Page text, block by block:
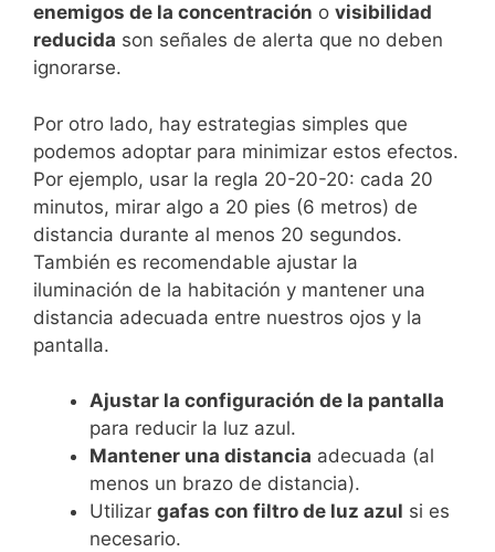
enemigos de la concentración o visibilidad
reducida son señales de alerta que no deben
ignorarse.
Por otro lado, hay estrategias simples que
podemos adoptar para minimizar estos efectos.
Por ejemplo, usar la regla 20-20-20: cada 20
minutos, mirar algo a 20 pies (6 metros) de
distancia durante al menos 20 segundos.
También es recomendable ajustar la
iluminación de la habitación y mantener una
distancia adecuada entre nuestros ojos y la
pantalla.
Ajustar la configuración de la pantalla
para reducir la luz azul.
Mantener una distancia adecuada (al
menos un brazo de distancia).
Utilizar gafas con filtro de luz azul si es
necesario.